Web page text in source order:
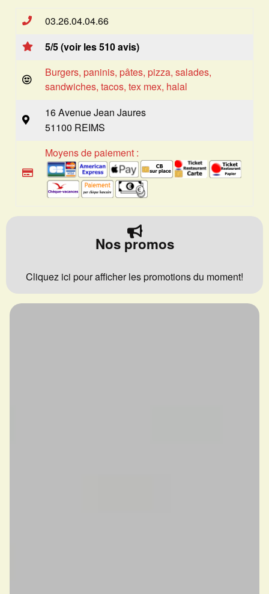
03.26.04.04.66
5/5 (voir les 510 avis)
Burgers, paninis, pâtes, pizza, salades,
sandwiches, tacos, tex mex, halal
16 Avenue Jean Jaures
51100 REIMS
Moyens de paiement :
Nos promos
Cliquez ici pour afficher les promotions du moment!